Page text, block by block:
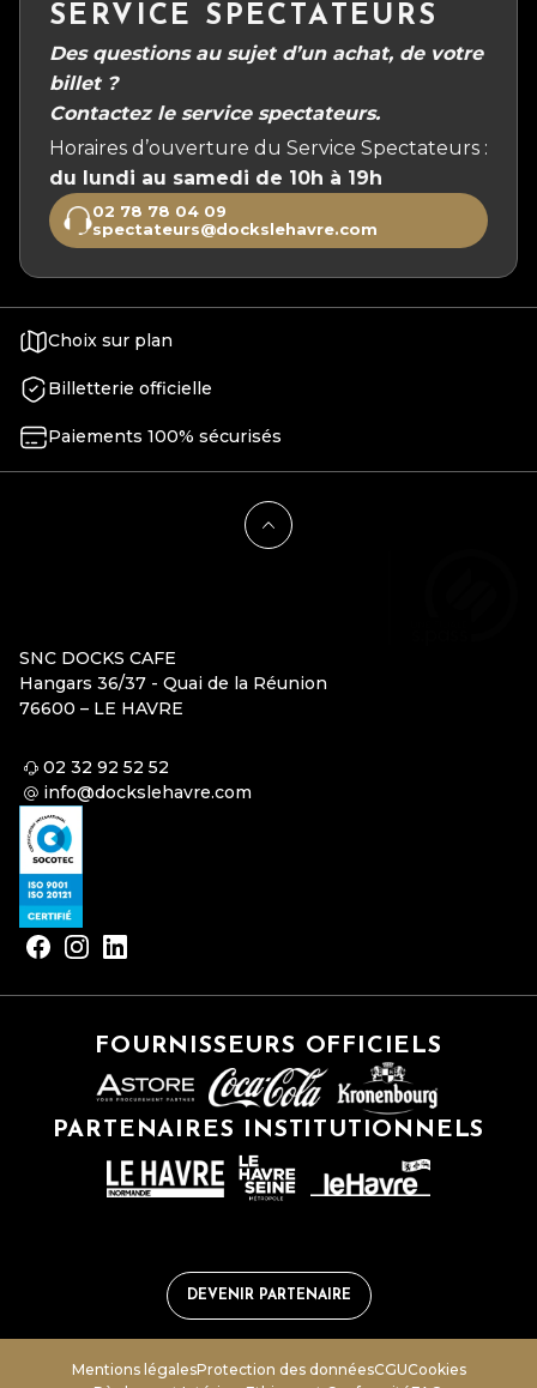
SERVICE SPECTATEURS
Des questions au sujet d’un achat, de votre
billet ?
Contactez le service spectateurs.
Horaires d’ouverture du Service Spectateurs :
du lundi au samedi de 10h à 19h
02 78 78 04 09
spectateurs@dockslehavre.com
Choix sur plan
Billetterie officielle
Paiements 100% sécurisés
SNC DOCKS CAFE
Hangars 36/37 - Quai de la Réunion
76600 – LE HAVRE
02 32 92 52 52
info@dockslehavre.com
FOURNISSEURS OFFICIELS
PARTENAIRES INSTITUTIONNELS
DEVENIR PARTENAIRE
Mentions légalesProtection des donnéesCGUCookies